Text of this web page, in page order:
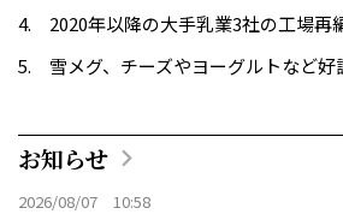
2020年以降の大手乳業3社の工場再
雪メグ、チーズやヨーグルトなど好
お知らせ
2026/08/07 10:58